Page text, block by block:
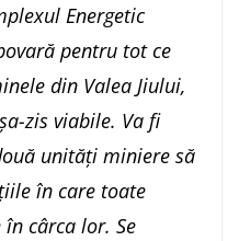
Energetic
pentru tot ce
din Valea Jiului,
zis viabile. Va fi
unități miniere să
în care toate
cârca lor. Se